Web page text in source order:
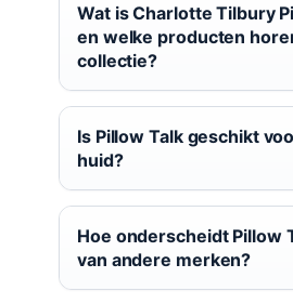
Wat is Charlotte Tilbury
en welke producten
collectie?
Is Pillow Talk geschikt
huid?
Hoe onderscheidt Pillow
van andere merken?